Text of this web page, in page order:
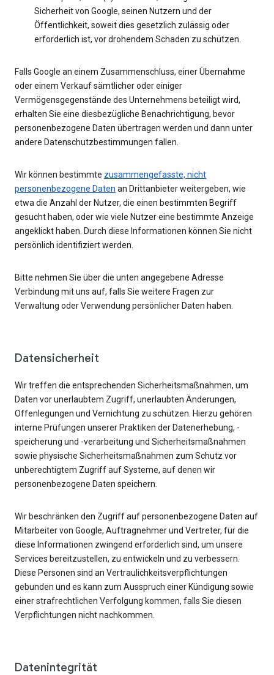
Sicherheit von Google, seinen Nutzern und der
Öffentlichkeit, soweit dies gesetzlich zulässig oder
erforderlich ist, vor drohendem Schaden zu schützen.
Falls Google an einem Zusammenschluss, einer Übernahme
oder einem Verkauf sämtlicher oder einiger
Vermögensgegenstände des Unternehmens beteiligt wird,
erhalten Sie eine diesbezügliche Benachrichtigung, bevor
personenbezogene Daten übertragen werden und dann unter
andere Datenschutzbestimmungen fallen.
Wir können bestimmte zusammengefasste, nicht
personenbezogene Daten an Drittanbieter weitergeben, wie
etwa die Anzahl der Nutzer, die einen bestimmten Begriff
gesucht haben, oder wie viele Nutzer eine bestimmte Anzeige
angeklickt haben. Durch diese Informationen können Sie nicht
persönlich identifiziert werden.
Bitte nehmen Sie über die unten angegebene Adresse
Verbindung mit uns auf, falls Sie weitere Fragen zur
Verwaltung oder Verwendung persönlicher Daten haben.
Datensicherheit
Wir treffen die entsprechenden Sicherheitsmaßnahmen, um
Daten vor unerlaubtem Zugriff, unerlaubten Änderungen,
Offenlegungen und Vernichtung zu schützen. Hierzu gehören
interne Prüfungen unserer Praktiken der Datenerhebung, -
speicherung und -verarbeitung und Sicherheitsmaßnahmen
sowie physische Sicherheitsmaßnahmen zum Schutz vor
unberechtigtem Zugriff auf Systeme, auf denen wir
personenbezogene Daten speichern.
Wir beschränken den Zugriff auf personenbezogene Daten auf
Mitarbeiter von Google, Auftragnehmer und Vertreter, für die
diese Informationen zwingend erforderlich sind, um unsere
Services bereitzustellen, zu entwickeln und zu verbessern.
Diese Personen sind an Vertraulichkeitsverpflichtungen
gebunden und es kann zum Ausspruch einer Kündigung sowie
einer strafrechtlichen Verfolgung kommen, falls Sie diesen
Verpflichtungen nicht nachkommen.
Datenintegrität